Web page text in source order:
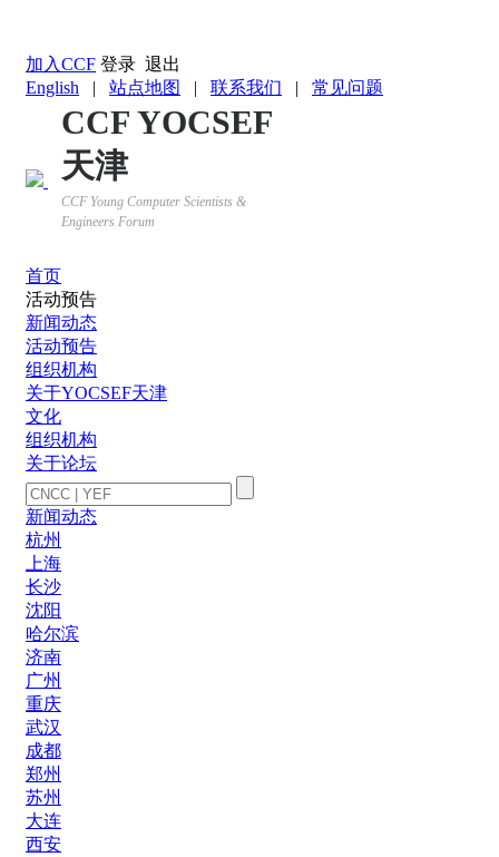
加入CCF 登录 退出
English | 站点地图 | 联系我们 | 常见问题
CCF YOCSEF
天津
CCF Young Computer Scientists &
Engineers Forum
首页
活动预告
新闻动态
活动预告
组织机构
关于YOCSEF天津
文化
组织机构
关于论坛
新闻动态
杭州
上海
长沙
沈阳
哈尔滨
济南
广州
重庆
武汉
成都
郑州
苏州
大连
西安